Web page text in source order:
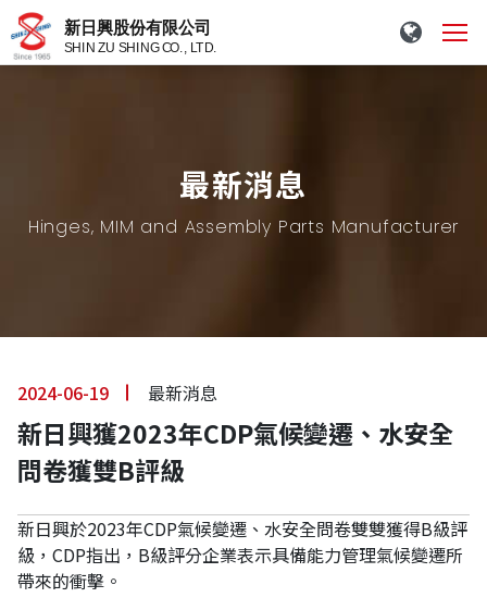
最新消息
Hinges, MIM and Assembly Parts Manufacturer
2024-06-19 最新消息
新日興獲2023年CDP氣候變遷、水安全
問卷獲雙B評級
新日興於2023年CDP氣候變遷、水安全問卷雙雙獲得B級評
級， CDP指出， B級評分企業表示具備能力管理氣候變遷所
帶來的衝擊。